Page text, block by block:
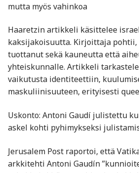
mutta myös vahinkoa
Haaretzin artikkeli käsittelee
kaksijakoisuutta. Kirjoittaja
tuottanut sekä kauneutta että
yhteiskunnalle. Artikkeli
vaikutusta identiteettiin,
maskuliinisuuteen, erityisesti
Uskonto: Antoni Gaudí julistettu
askel kohti pyhimykseksi
Jerusalem Post raportoi, että
arkkitehti Antoni Gaudín